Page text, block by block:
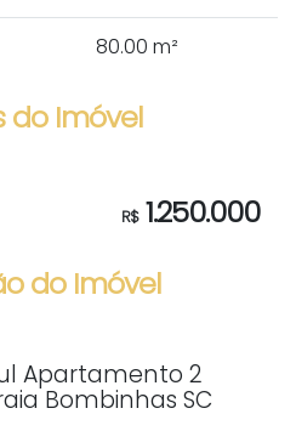
80.00 m²
do Imóvel
R$1.250.000
do Imóvel
Apartamento 2
Bombinhas SC